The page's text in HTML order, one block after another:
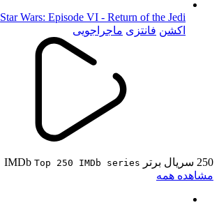
Star Wars: Episode VI - Return of the Jedi
اکشن فانتزی ماجراجویی
250 سریال برتر IMDb Top 250 IMDb series
مشاهده همه